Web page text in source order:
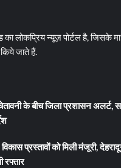
का लोकप्रिय न्यूज़ पोर्टल है, जिसके
किये जाते हैं.
चेतावनी के बीच जिला प्रशासन अलर्ट,
प्रस्तावों को मिली मंजूरी,
रफ्तार